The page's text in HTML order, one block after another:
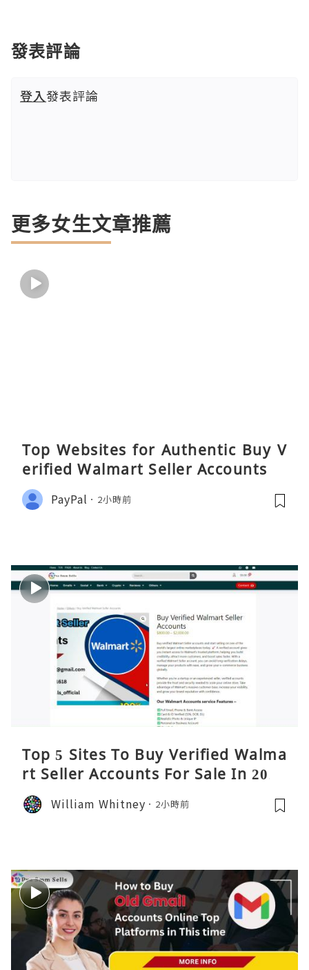
發表評論
登入發表評論
更多女生文章推薦
Top Websites for Authentic Buy V
erified Walmart Seller Accounts
PayPal 2小時前
Top 5 Sites To Buy Verified Walma
rt Seller Accounts For Sale In 2026
William Whitney 2小時前